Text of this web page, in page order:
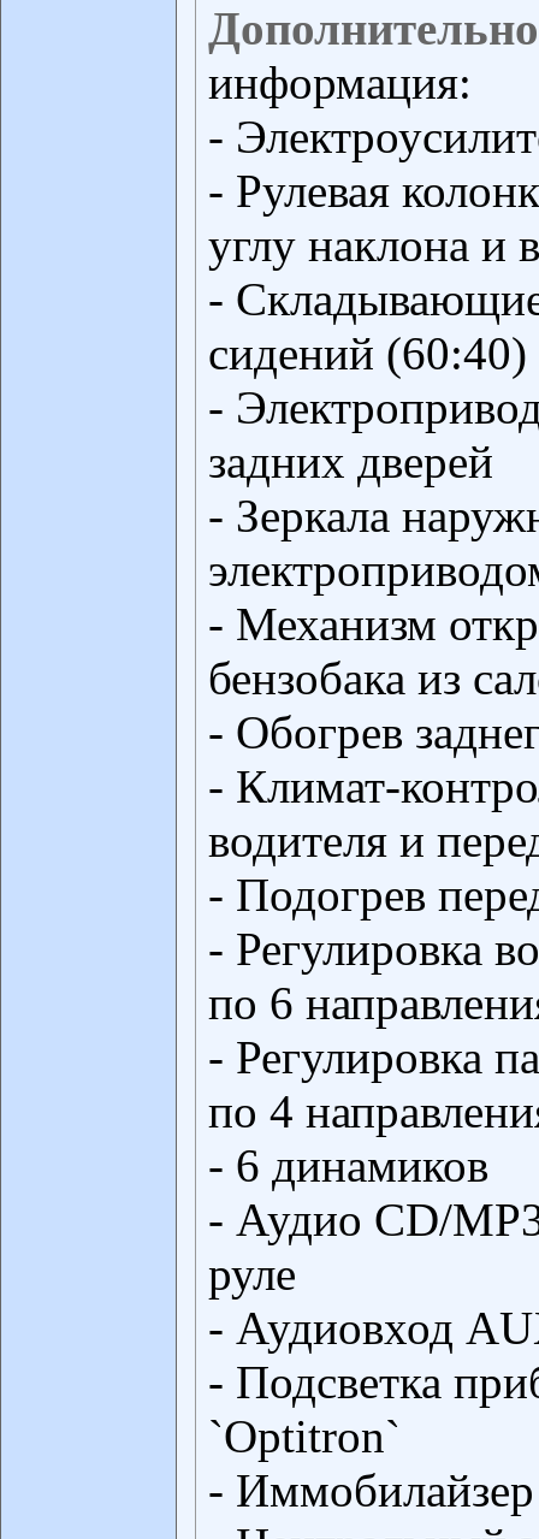
информация:
-
- Рулевая
углу наклона и
-
сидений (60:40)
-
задних дверей
- Зеркала
- Механизм
бензобака из
- Обогрев
- Климат-
водителя и
- Подогрев
- Регулировка
по 6
- Регулировка
по 4
- 6 динамиков
- Аудио CD/
руле
- Аудиовход
- Подсветка
`Optitron`
- Иммобилайзер